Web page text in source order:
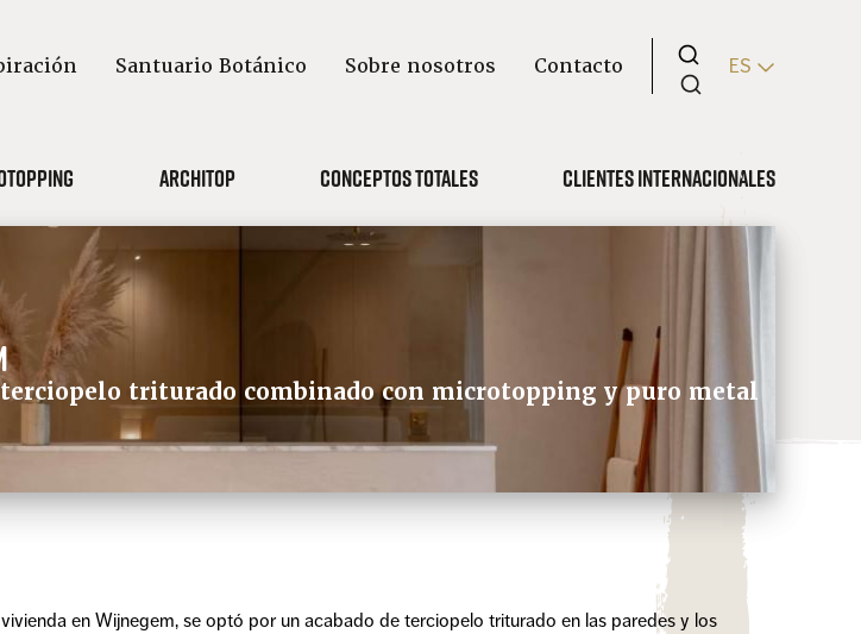
Santuario Botánico Sobre nosotros Contacto ES
Architop Conceptos totales Clientes internacionales
triturado combinado con microtopping y puro metal
en Wijnegem, se optó por un acabado de terciopelo triturado en las paredes y los